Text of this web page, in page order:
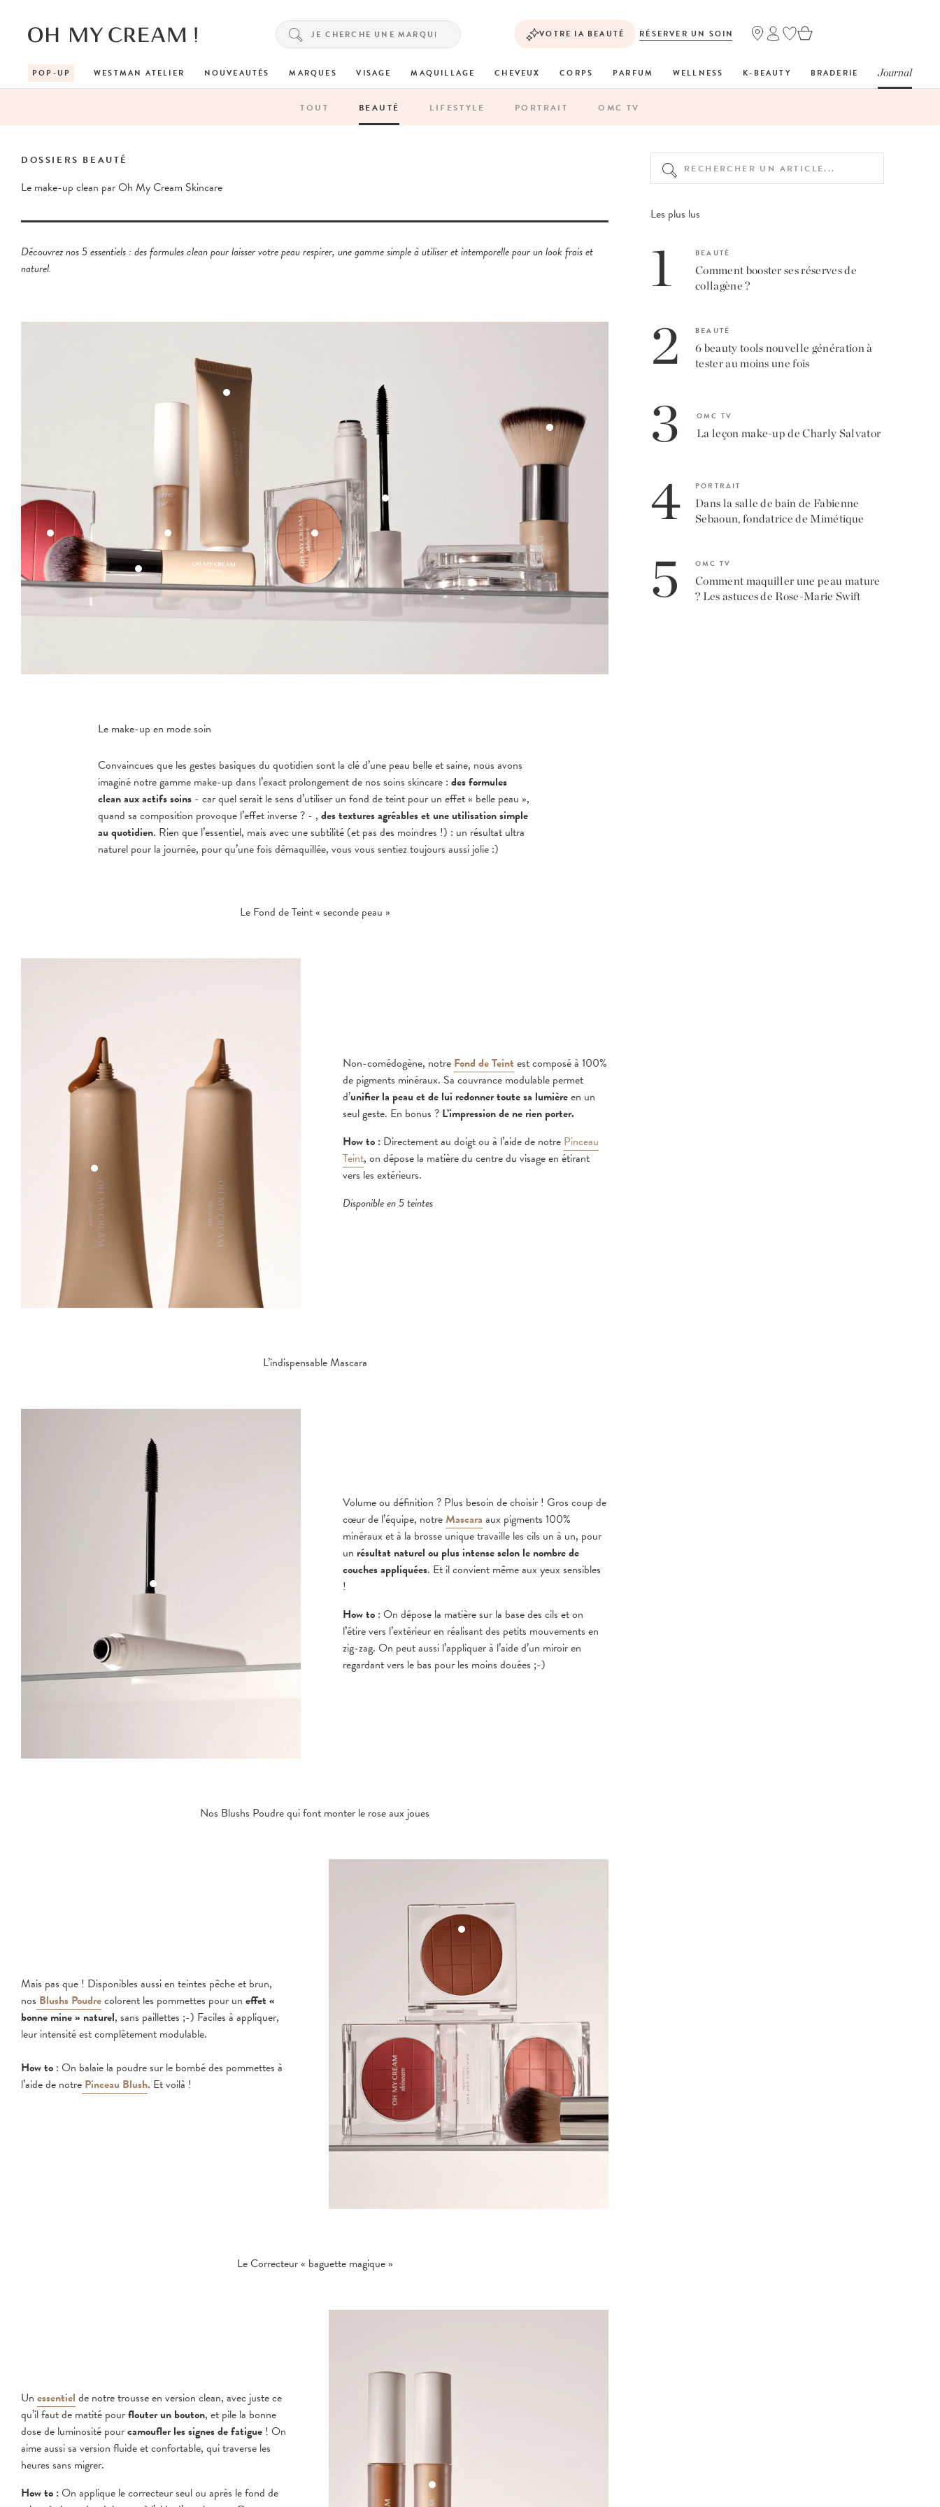
VOTRE IA BEAUTÉ RÉSERVER UN SOIN
POP-UP WESTMAN ATELIER NOUVEAUTÉS MARQUES VISAGE MAQUILLAGE CHEVEUX CORPS PARFUM WELLNESS K-BEAUTY BRADERIE Journal
TOUT BEAUTÉ LIFESTYLE PORTRAIT OMC TV
DOSSIERS BEAUTÉ
Le make-up clean par Oh My Cream Skincare
Découvrez nos 5 essentiels : des formules clean pour laisser votre peau respirer, une gamme simple à utiliser et intemporelle pour un look frais et
naturel.
Le make-up en mode soin
Convaincues que les gestes basiques du quotidien sont la clé d’une peau belle et saine, nous avons
imaginé notre gamme make-up dans l’exact prolongement de nos soins skincare : des formules
clean aux actifs soins - car quel serait le sens d’utiliser un fond de teint pour un effet « belle peau »,
quand sa composition provoque l’effet inverse ? - , des textures agréables et une utilisation simple
au quotidien. Rien que l’essentiel, mais avec une subtilité (et pas des moindres !) : un résultat ultra
naturel pour la journée, pour qu’une fois démaquillée, vous vous sentiez toujours aussi jolie :)
Le Fond de Teint « seconde peau »
Non-comédogène, notre Fond de Teint est composé à 100%
de pigments minéraux. Sa couvrance modulable permet
d’unifier la peau et de lui redonner toute sa lumièreen un
seul geste. En bonus ? L’impression de ne rien porter.
How to : Directement au doigt ou à l’aide de notre Pinceau
Teint, on dépose la matière du centre du visage en étirant
vers les extérieurs.
Disponible en 5 teintes
L’indispensable Mascara
Volume ou définition ? Plus besoin de choisir ! Gros coup de
cœur de l’équipe, notreMascara aux pigments 100%
minéraux et à la brosse unique travaille les cils un à un, pour
un résultat naturel ou plus intense selon le nombre de
couches appliquées. Et il convient même aux yeux sensibles
!
How to : On dépose la matière sur la base des cils et on
l’étire vers l’extérieur en réalisant des petits mouvements en
zig-zag. On peut aussi l’appliquer à l’aide d’un miroir en
regardant vers le bas pour les moins douées ;-)
Nos Blushs Poudre qui font monter le rose aux joues
Mais pas que ! Disponibles aussi en teintes pêche et brun,
nos Blushs Poudrecolorent les pommettes pour un effet «
bonne mine » naturel, sans paillettes ;-) Faciles à appliquer,
leur intensité est complètement modulable.
How to : On balaie la poudre sur le bombé des pommettes à
l’aide de notre Pinceau Blush. Et voilà !
Le Correcteur « baguette magique »
Un essentiel de notre trousse en version clean, avec juste ce
qu’il faut de matité pourflouter un bouton, et pile la bonne
dose de luminosité pourcamoufler les signes de fatigue ! On
aime aussi sa version fluide et confortable, qui traverse les
heures sans migrer.
How to :On applique le correcteur seul ou après le fond de
Les plus lus
1 BEAUTÉ
Comment booster ses réserves de
collagène ?
2 BEAUTÉ
6 beauty tools nouvelle génération à
tester au moins une fois
3 OMC TV
La leçon make-up de Charly Salvator
4 PORTRAIT
Dans la salle de bain de Fabienne
Sebaoun, fondatrice de Mimétique
5 OMC TV
Comment maquiller une peau mature
? Les astuces de Rose-Marie Swift